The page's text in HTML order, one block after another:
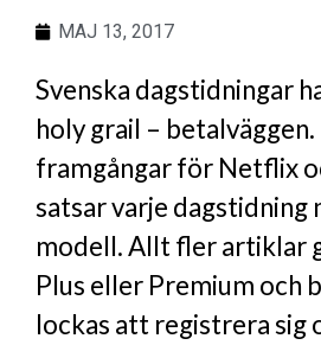
MAJ 13, 2017
Svenska dagstidningar
holy grail –
framgångar för Netflix
satsar varje dagstidning
modell. Allt fler artiklar
Plus eller Premium och
lockas att registrera sig